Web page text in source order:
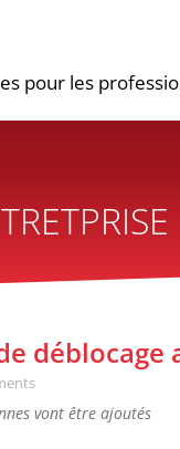
pour les
déblocage
vont être ajoutés